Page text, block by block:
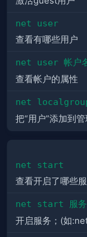
net user
查看有哪些用户
net user 帐户
查看帐户的属性
net
把“用户”添加到
net start
查看开启了哪些
net start 服务
开启服务；(如